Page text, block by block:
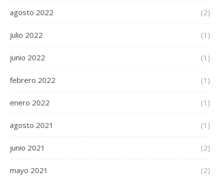
agosto 2022 (2)
julio 2022 (1)
junio 2022 (1)
febrero 2022 (1)
enero 2022 (1)
agosto 2021 (1)
junio 2021 (2)
mayo 2021 (2)